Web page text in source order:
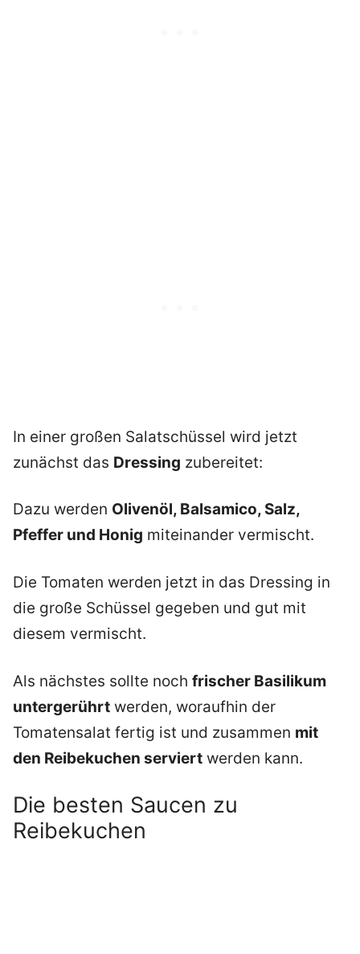
In einer großen Salatschüssel wird jetzt
zunächst das Dressing zubereitet:
Dazu werden Olivenöl, Balsamico, Salz,
Pfeffer und Honig miteinander vermischt.
Die Tomaten werden jetzt in das Dressing in
die große Schüssel gegeben und gut mit
diesem vermischt.
Als nächstes sollte noch frischer Basilikum
untergerührt werden, woraufhin der
Tomatensalat fertig ist und zusammen mit
den Reibekuchen serviert werden kann.
Die besten Saucen zu
Reibekuchen